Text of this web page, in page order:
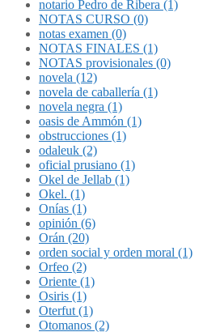
notario Pedro de Ribera (1)
NOTAS CURSO (0)
notas examen (0)
NOTAS FINALES (1)
NOTAS provisionales (0)
novela (12)
novela de caballería (1)
novela negra (1)
oasis de Ammón (1)
obstrucciones (1)
odaleuk (2)
oficial prusiano (1)
Okel de Jellab (1)
Okel. (1)
Onías (1)
opinión (6)
Orán (20)
orden social y orden moral (1)
Orfeo (2)
Oriente (1)
Osiris (1)
Oterfut (1)
Otomanos (2)